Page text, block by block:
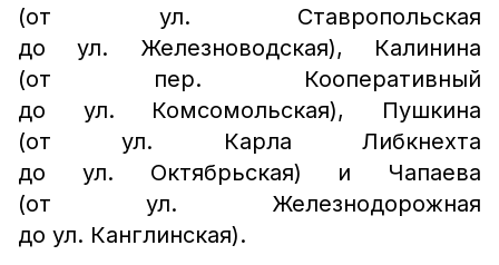
(от ул. Ставропольская
до ул. Железноводская), Калинина
(от пер. Кооперативный
до ул. Комсомольская), Пушкина
(от ул. Карла Либкнехта
до ул. Октябрьская) и Чапаева
(от ул. Железнодорожная
до ул. Канглинская).